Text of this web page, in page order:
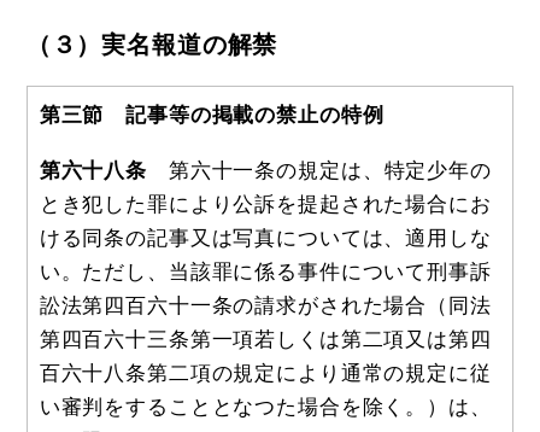
（３）実名報道の解禁
第三節 記事等の掲載の禁止の特例
第六十八条 第六十一条の規定は、特定少年の
とき犯した罪により公訴を提起された場合にお
ける同条の記事又は写真については、適用しな
い。ただし、当該罪に係る事件について刑事訴
訟法第四百六十一条の請求がされた場合（同法
第四百六十三条第一項若しくは第二項又は第四
百六十八条第二項の規定により通常の規定に従
い審判をすることとなつた場合を除く。）は、